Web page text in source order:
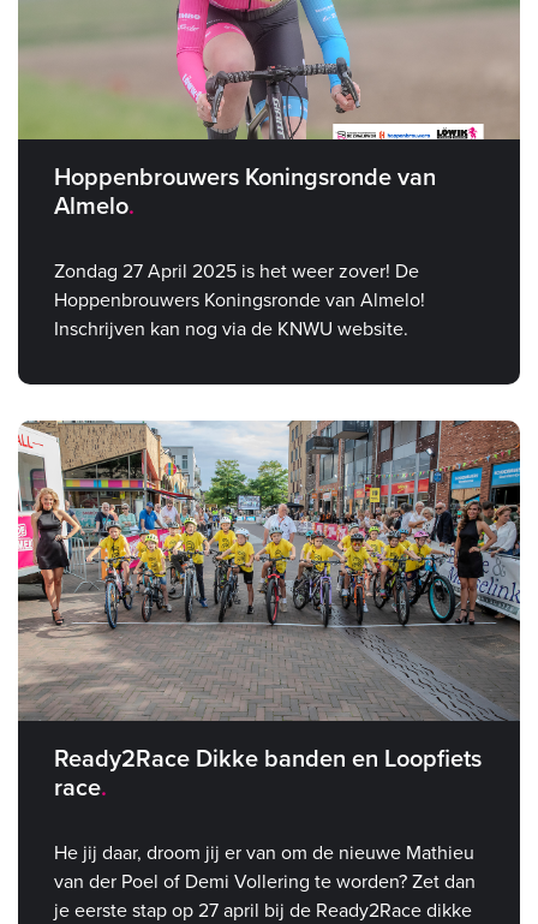
Hoppenbrouwers Koningsronde van
Almelo
Zondag 27 April 2025 is het weer zover! De
Hoppenbrouwers Koningsronde van Almelo!
Inschrijven kan nog via de KNWU website.
Ready2Race Dikke banden en Loopfiets
race
He jij daar, droom jij er van om de nieuwe Mathieu
van der Poel of Demi Vollering te worden? Zet dan
je eerste stap op 27 april bij de Ready2Race dikke